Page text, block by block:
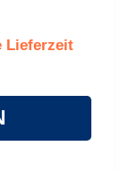
Lieferzeit